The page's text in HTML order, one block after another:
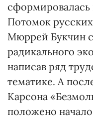
сформировалась
Потомок
Мюррей Букчин
радикального
написав ряд
тематике. А
Карсона
положено